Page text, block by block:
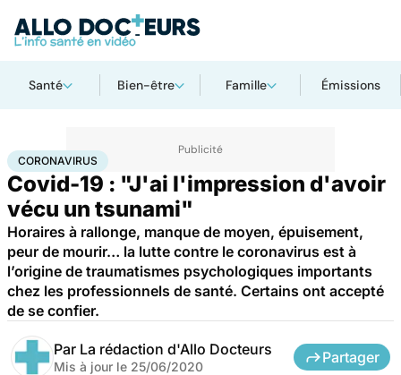
Santé Bien-être Famille Émissions
AccueilSantéMaladies Coronavirus
CORONAVIRUS
Covid-19 : "J'ai l'impression d'avoir
vécu un tsunami"
Horaires à rallonge, manque de moyen, épuisement,
peur de mourir… la lutte contre le coronavirus est à
l’origine de traumatismes psychologiques importants
chez les professionnels de santé. Certains ont accepté
de se confier.
Par La rédaction d'Allo Docteurs
Mis à jour le 25/06/2020
Partager